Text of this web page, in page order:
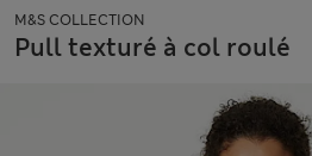
M&S COLLECTION
Pull texturé à col roulé